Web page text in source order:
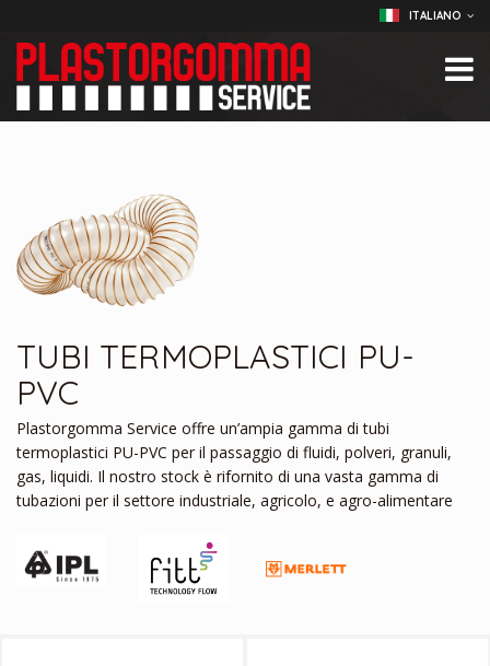
ITALIANO
TUBI TERMOPLASTICI PU-
PVC
Plastorgomma Service offre un’ampia gamma di tubi
termoplastici PU-PVC per il passaggio di fluidi, polveri, granuli,
gas, liquidi. Il nostro stock è rifornito di una vasta gamma di
tubazioni per il settore industriale, agricolo, e agro-alimentare